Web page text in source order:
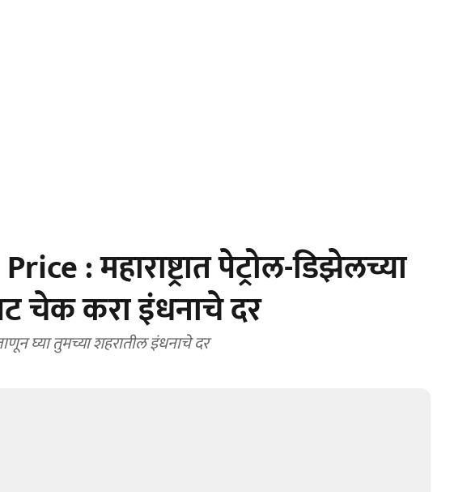
: महाराष्ट्रात पेट्रोल-डिझेलच्या
चेक करा इंधनाचे दर
घ्या तुमच्या शहरातील इंधनाचे दर